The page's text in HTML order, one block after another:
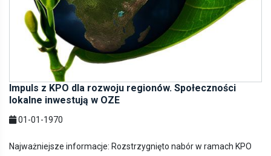
Impuls z KPO dla rozwoju regionów. Społeczności
lokalne inwestują w OZE
01-01-1970
Najważniejsze informacje: Rozstrzygnięto nabór w ramach KPO